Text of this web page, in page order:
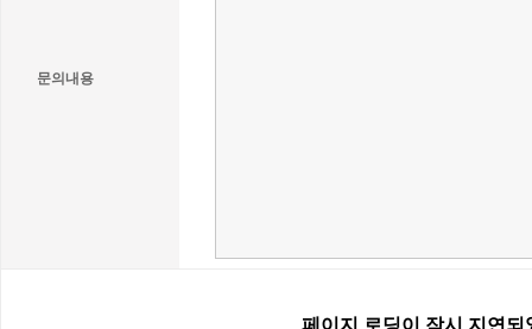
문의내용